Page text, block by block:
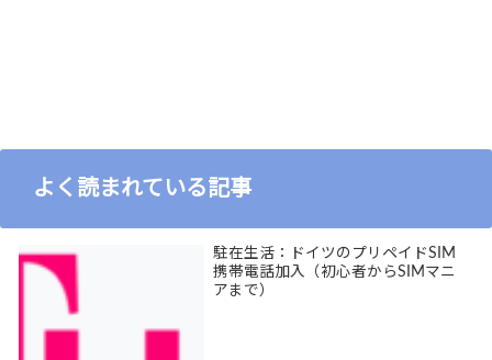
よく読まれている記事
駐在生活：ドイツのプリペイドSIM
携帯電話加入（初心者からSIMマニ
アまで）